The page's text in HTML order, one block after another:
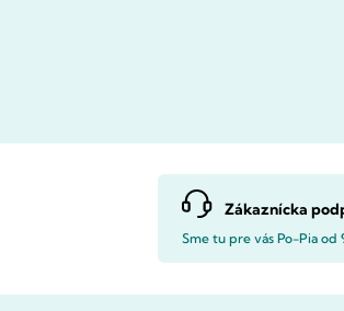
Zákaznícka
Sme tu pre vás Po-Pia od